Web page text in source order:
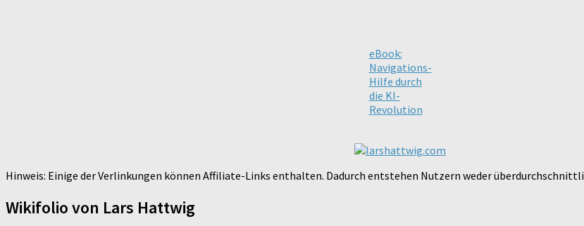
eBook:
Navigations-
Hilfe durch
die KI-
Revolution
Hinweis: Einige der Verlinkungen können Affiliate-Links enthalten. Dadurch entstehen Nutzern weder
Wikifolio von Lars Hattwig